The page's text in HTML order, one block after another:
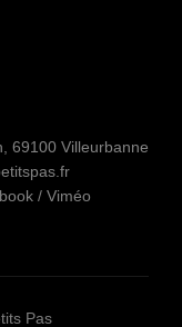
69100 Villeurbanne
/ Viméo
Pas